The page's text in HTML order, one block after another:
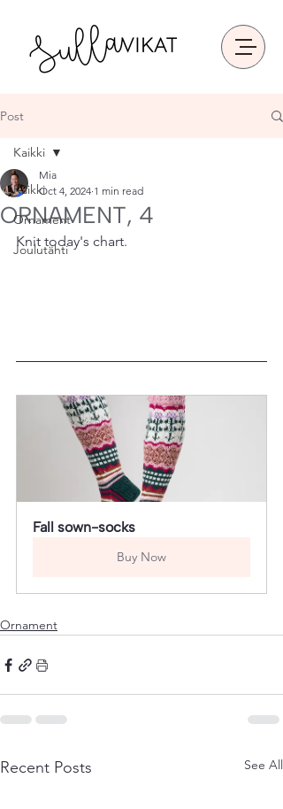
Post
Kaikki
Ornament
Joulutähti
Kaikki
ORNAMENT, 4
Mia
Oct 4, 2024 1 min read
Knit today's chart.
Fall sown-socks
Buy Now
Ornament
Recent Posts See All